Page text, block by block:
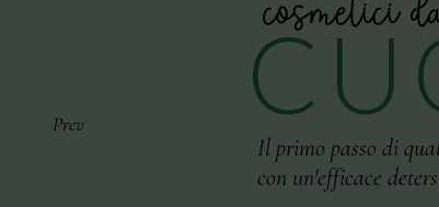
Il primo passo diqua
con un'efficace deters